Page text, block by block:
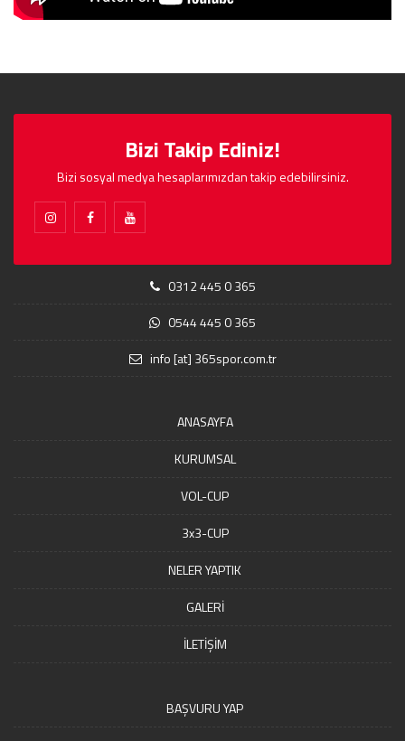
Bizi Takip Ediniz!
Bizi sosyal medya hesaplarımızdan takip edebilirsiniz.
0312 445 0 365
0544 445 0 365
info [at] 365spor.com.tr
ANASAYFA
KURUMSAL
VOL-CUP
3x3-CUP
NELER YAPTIK
GALERİ
İLETİŞİM
BAŞVURU YAP